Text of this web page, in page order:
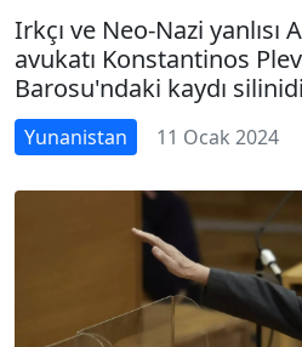
Irkçı ve Neo-Nazi yanlısı
avukatı Konstantinos
Barosu'ndaki kaydı
Yunanistan 11 Ocak 2024